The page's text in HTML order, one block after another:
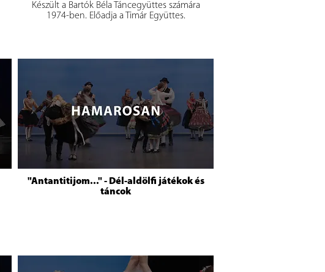
Készült a Bartók Béla Táncegyüttes számára
1974-ben. Előadja a Timár Együttes.
"Antantitijom..." - Dél-aldölfi játékok és
táncok